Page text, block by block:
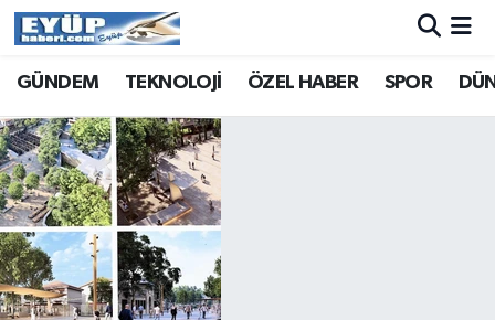
GÜNDEM TEKNOLOJİ ÖZEL HABER SPOR